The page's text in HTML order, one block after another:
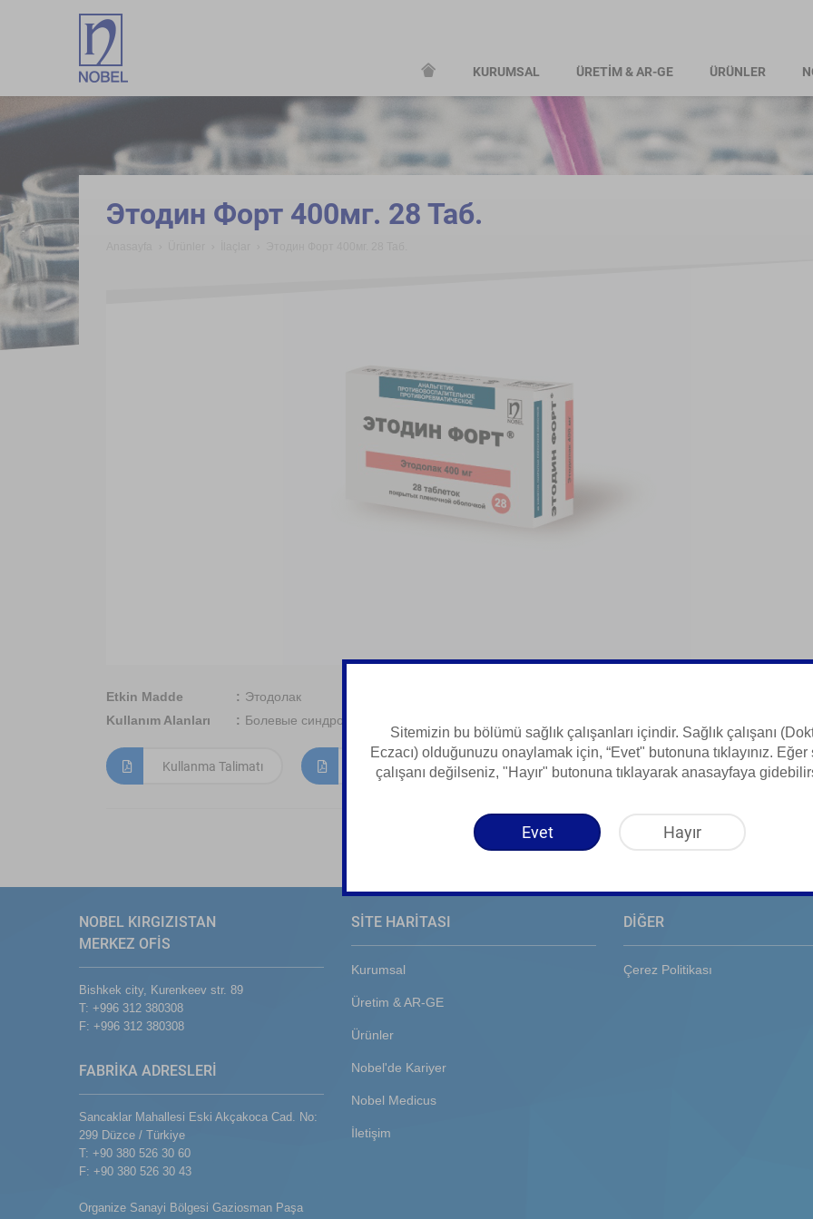
KURUMSAL ÜRETİM & AR-GE ÜRÜNLER
Этодин Форт 400мг. 28 Таб.
Etkin Madde
Этодолак
Kullanım Alanları
Болевые синдромы
Kullanma Talimatı Kısa Ürün Bilgisi
NOBEL KIRGIZISTAN
MERKEZ OFİS
Bishkek city, Kurenkeev str. 89
T: +996 312 380308
F: +996 312 380308
FABRİKA ADRESLERİ
Sancaklar Mahallesi Eski Akçakoca Cad. No:
299 Düzce / Türkiye
T: +90 380 526 30 60
F: +90 380 526 30 43
Organize Sanayi Bölgesi Gaziosman Paşa
SİTE HARİTASI
Kurumsal
Üretim & AR-GE
Ürünler
Nobel'de Kariyer
Nobel Medicus
İletişim
DİĞER
Çerez Politikası
Sitemizin bu bölümü sağlık çalışanları içindir. Sağlık çalışanı
Eczacı) olduğunuzu onaylamak için, “Evet" butonuna tıklayınız. Eğer
çalışanı değilseniz, "Hayır" butonuna tıklayarak anasayfaya
Evet Hayır